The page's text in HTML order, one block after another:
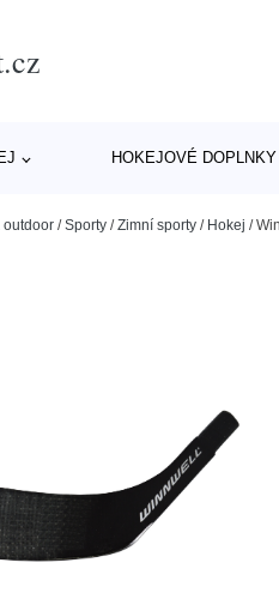
HOKEJOVÉ DOPLNKY
outdoor /Sporty /Zimní sporty / Hokej /